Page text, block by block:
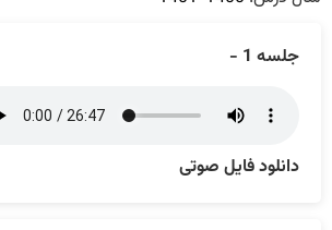
جلسه 1 -
دانلود فایل صوتی